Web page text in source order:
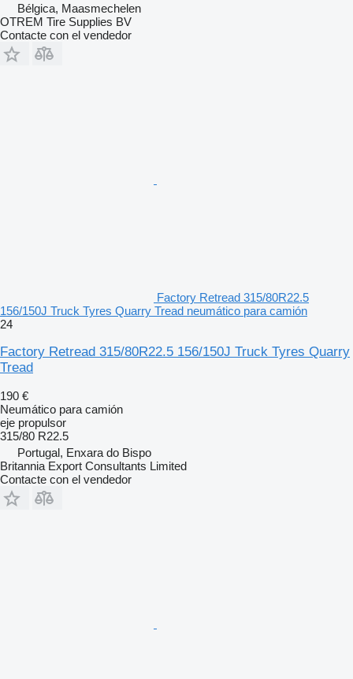
Bélgica, Maasmechelen
OTREM Tire Supplies BV
Contacte con el vendedor
Factory Retread 315/80R22.5
156/150J Truck Tyres Quarry Tread neumático para camión
24
Factory Retread 315/80R22.5 156/150J Truck Tyres Quarry
Tread
190 €
Neumático para camión
eje propulsor
315/80 R22.5
Portugal, Enxara do Bispo
Britannia Export Consultants Limited
Contacte con el vendedor